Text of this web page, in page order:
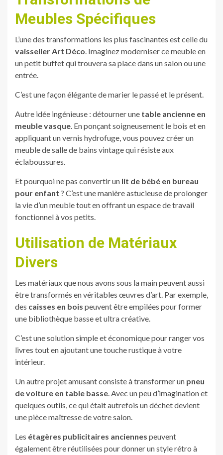
Meubles Spécifiques
L’une des transformations les plus fascinantes est celle du
vaisselier Art Déco. Imaginez moderniser ce meuble en
un petit buffet qui trouvera sa place dans un salon ou une
entrée.
C’est une façon élégante de marier le passé et le présent.
Autre idée ingénieuse : détourner une table ancienne en
meuble vasque. En ponçant soigneusement le bois et en
appliquant un vernis hydrofuge, vous pouvez créer un
meuble de salle de bains vintage qui résiste aux
éclaboussures.
Et pourquoi ne pas convertir un lit de bébé en bureau
pour enfant ? C’est une manière astucieuse de prolonger
la vie d’un meuble tout en offrant un espace de travail
fonctionnel à vos petits.
Utilisation de Matériaux
Divers
Les matériaux que nous avons sous la main peuvent aussi
être transformés en véritables œuvres d’art. Par exemple,
des caisses en bois peuvent être empilées pour former
une bibliothèque basse et ultra créative.
C’est une solution simple et économique pour ranger vos
livres tout en ajoutant une touche rustique à votre
intérieur.
Un autre projet amusant consiste à transformer un pneu
de voiture en table basse. Avec un peu d’imagination et
quelques outils, ce qui était autrefois un déchet devient
une pièce maîtresse de votre salon.
Les étagères publicitaires anciennes peuvent
également être réutilisées pour donner un style rétro à